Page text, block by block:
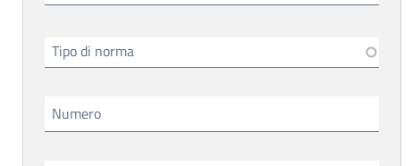
Tipo di norma
Numero